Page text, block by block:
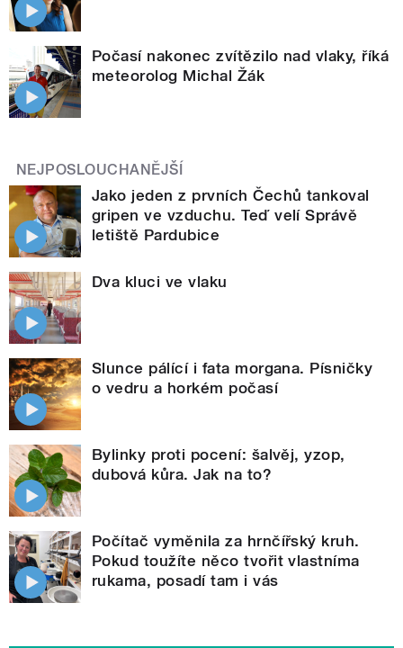
Počasí nakonec zvítězilo nad vlaky, říká
meteorolog Michal Žák
NEJPOSLOUCHANĚJŠÍ
Jako jeden z prvních Čechů tankoval
gripen ve vzduchu. Teď velí Správě
letiště Pardubice
Dva kluci ve vlaku
Slunce pálící i fata morgana. Písničky
o vedru a horkém počasí
Bylinky proti pocení: šalvěj, yzop,
dubová kůra. Jak na to?
Počítač vyměnila za hrnčířský kruh.
Pokud toužíte něco tvořit vlastníma
rukama, posadí tam i vás